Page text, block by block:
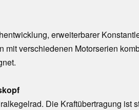
erweiterbarer
mit verschiedenen Motorserien
Die Kraftübertragung ist